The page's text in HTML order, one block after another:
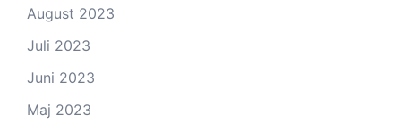
August 2023
Juli 2023
Juni 2023
Maj 2023